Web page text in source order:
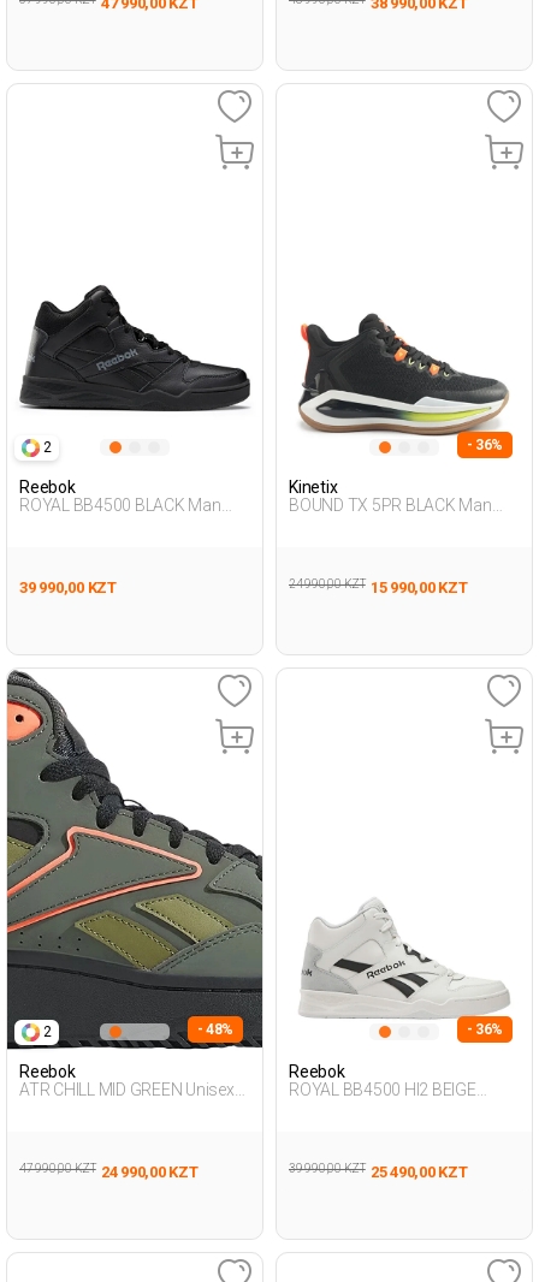
2
Reebok
ROYAL BB4500 BLACK Man
39 990,00 KZT
- 36%
Kinetix
BOUND TX 5PR BLACK Man
24 990,00 KZT 15 990,00 KZT
2 - 48%
Reebok
ATR CHILL MID GREEN Unisex
47 990,00 KZT 24 990,00 KZT
- 36%
Reebok
ROYAL BB4500 HI2 BEIGE
39 990,00 KZT 25 490,00 KZT